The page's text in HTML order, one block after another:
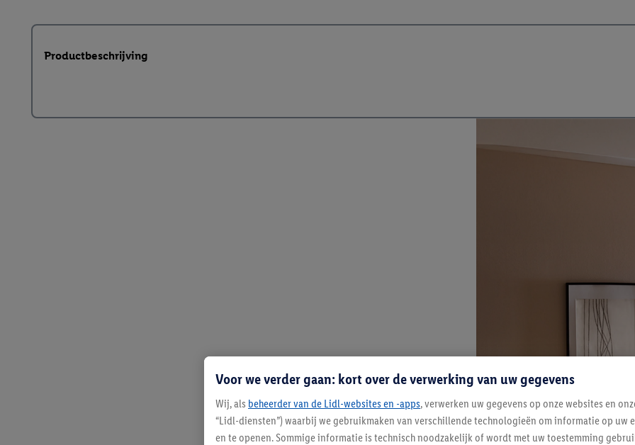
Productbeschrijving
Voor we verder gaan: kort over de verwerking van uw gegevens
Wij, als beheerder van de Lidl-websites en -apps, verwerken uw gegevens op onze websites en
“Lidl-diensten”) waarbij we gebruikmaken van verschillende technologieën om informatie op uw
en te openen. Sommige informatie is technisch noodzakelijk of wordt met uw toestemming